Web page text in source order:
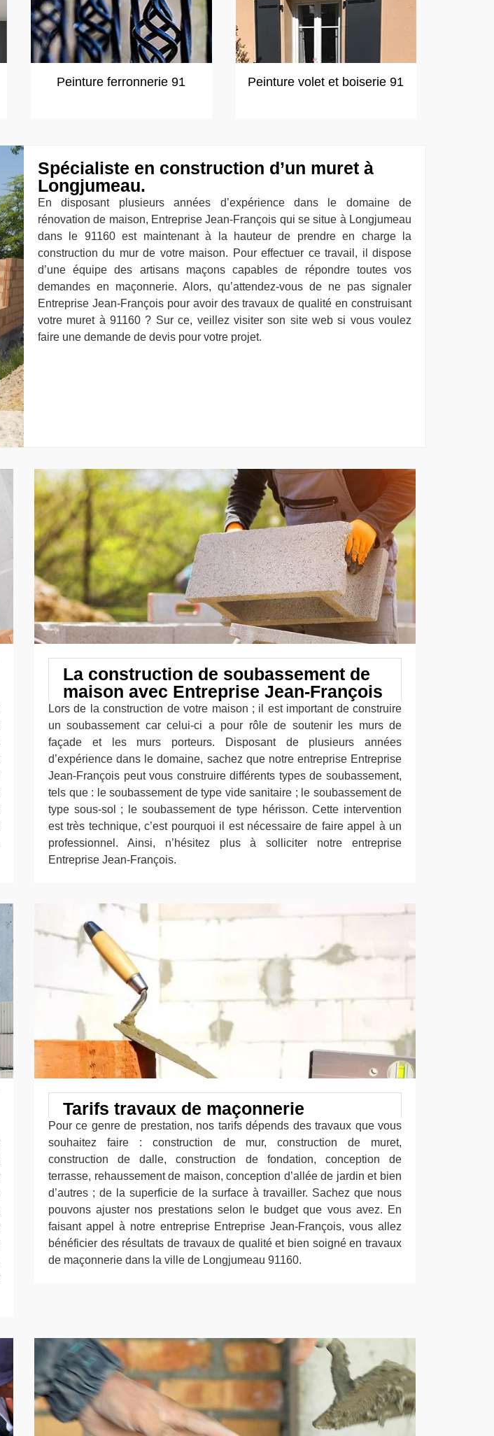
Peinture ferronnerie 91 Peinture volet et boiserie 91
Spécialiste en construction d’un muret à
Longjumeau.
En disposant plusieurs années d’expérience dans le domaine de
rénovation de maison, Entreprise Jean-François qui se situe à Longjumeau
dans le 91160 est maintenant à la hauteur de prendre en charge la
construction du mur de votre maison. Pour effectuer ce travail, il dispose
d’une équipe des artisans maçons capables de répondre toutes vos
demandes en maçonnerie. Alors, qu’attendez-vous de ne pas signaler
Entreprise Jean-François pour avoir des travaux de qualité en construisant
votre muret à 91160 ? Sur ce, veillez visiter son site web si vous voulez
faire une demande de devis pour votre projet.
La construction de soubassement de
maison avec Entreprise Jean-François
Lors de la construction de votre maison ; il est important de construire
un soubassement car celui-ci a pour rôle de soutenir les murs de
façade et les murs porteurs. Disposant de plusieurs années
d’expérience dans le domaine, sachez que notre entreprise Entreprise
Jean-François peut vous construire différents types de soubassement,
tels que : le soubassement de type vide sanitaire ; le soubassement de
type sous-sol ; le soubassement de type hérisson. Cette intervention
est très technique, c’est pourquoi il est nécessaire de faire appel à un
professionnel. Ainsi, n’hésitez plus à solliciter notre entreprise
Entreprise Jean-François.
Tarifs travaux de maçonnerie
Pour ce genre de prestation, nos tarifs dépends des travaux que vous
souhaitez faire : construction de mur, construction de muret,
construction de dalle, construction de fondation, conception de
terrasse, rehaussement de maison, conception d’allée de jardin et bien
d’autres ; de la superficie de la surface à travailler. Sachez que nous
pouvons ajuster nos prestations selon le budget que vous avez. En
faisant appel à notre entreprise Entreprise Jean-François, vous allez
bénéficier des résultats de travaux de qualité et bien soigné en travaux
de maçonnerie dans la ville de Longjumeau 91160.